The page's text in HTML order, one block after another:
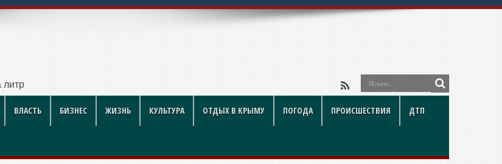
литр
ВЛАСТЬ БИЗНЕС ЖИЗНЬ КУЛЬТУРА ОТДЫХ В КРЫМУ ПОГОДА ПРОИСШЕСТВИЯ ДТП